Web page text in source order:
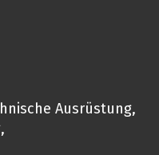
Ausrüstung,